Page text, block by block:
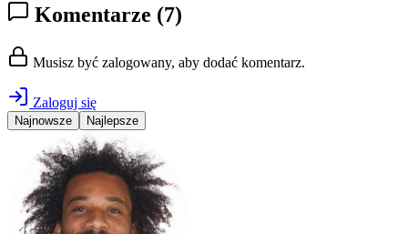
Komentarze (7)
Musisz być zalogowany, aby dodać komentarz.
Zaloguj się
Najnowsze Najlepsze